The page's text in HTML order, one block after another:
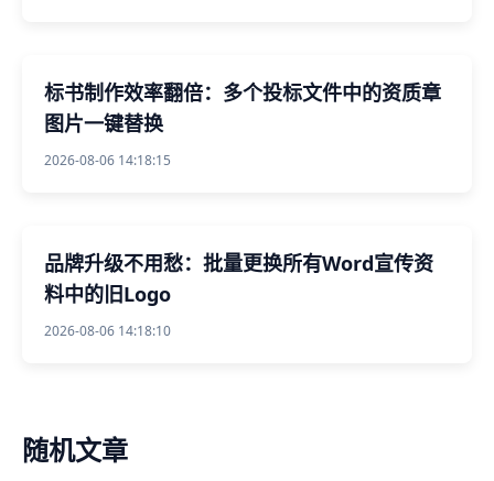
标书制作效率翻倍：多个投标文件中的资质章
图片一键替换
2026-08-06 14:18:15
品牌升级不用愁：批量更换所有Word宣传资
料中的旧Logo
2026-08-06 14:18:10
随机文章